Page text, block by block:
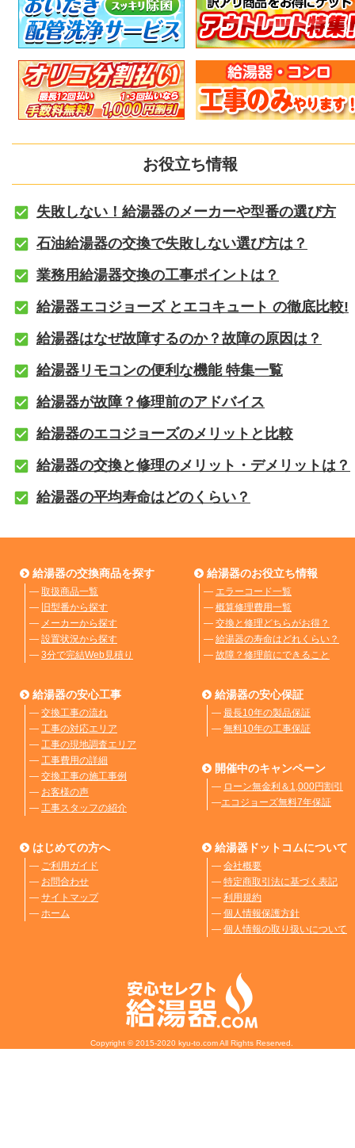
お役立ち情報
失敗しない！給湯器のメーカーや型番の選び方
石油給湯器の交換で失敗しない選び方は？
業務用給湯器交換の工事ポイントは？
給湯器エコジョーズ とエコキュート の徹底比較!
給湯器はなぜ故障するのか？故障の原因は？
給湯器リモコンの便利な機能 特集一覧
給湯器が故障？修理前のアドバイス
給湯器のエコジョーズのメリットと比較
給湯器の交換と修理のメリット・デメリットは？
給湯器の平均寿命はどのくらい？
給湯器の交換商品を探す
― 取扱商品一覧
― 旧型番から探す
― メーカーから探す
― 設置状況から探す
― 3分で完結Web見積り
給湯器のお役立ち情報
― エラーコード一覧
― 概算修理費用一覧
― 交換と修理どちらがお得？
― 給湯器の寿命はどれくらい？
― 故障？修理前にできること
給湯器の安心工事
― 交換工事の流れ
― 工事の対応エリア
― 工事の現地調査エリア
― 工事費用の詳細
― 交換工事の施工事例
― お客様の声
― 工事スタッフの紹介
給湯器の安心保証
― 最長10年の製品保証
― 無料10年の工事保証
開催中のキャンペーン
― ローン無金利＆1,000円割引
―エコジョーズ無料7年保証
はじめての方へ
― ご利用ガイド
― お問合わせ
― サイトマップ
― ホーム
給湯器ドットコムについて
― 会社概要
― 特定商取引法に基づく表記
― 利用規約
― 個人情報保護方針
― 個人情報の取り扱いについて
Copyright © 2015-2020 kyu-to.com All Rights Reserved.